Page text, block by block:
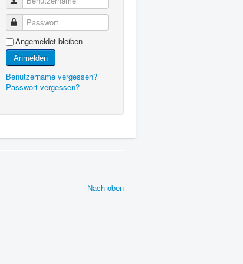
Passwort
Angemeldet bleiben
Anmelden
Benutzername vergessen?
Passwort vergessen?
Nach oben